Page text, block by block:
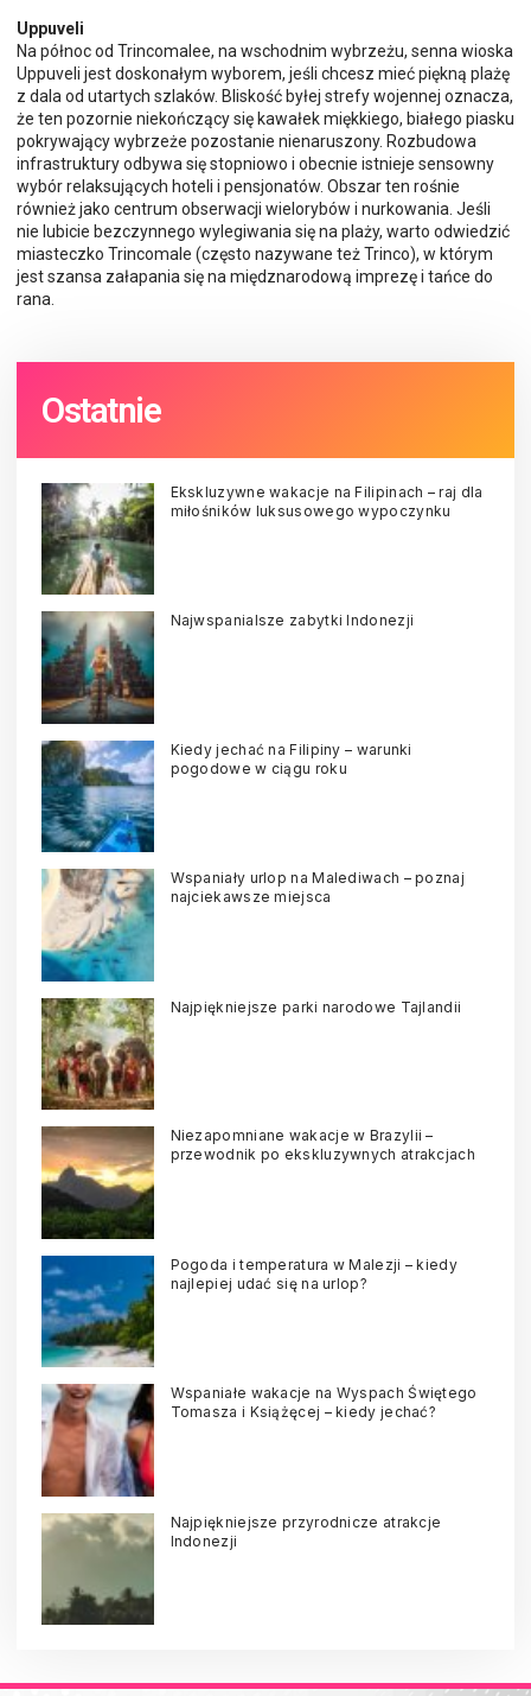
Uppuveli
Na północ od Trincomalee, na wschodnim wybrzeżu, senna wioska
Uppuveli jest doskonałym wyborem, jeśli chcesz mieć piękną plażę
z dala od utartych szlaków. Bliskość byłej strefy wojennej oznacza,
że ten pozornie niekończący się kawałek miękkiego, białego piasku
pokrywający wybrzeże pozostanie nienaruszony. Rozbudowa
infrastruktury odbywa się stopniowo i obecnie istnieje sensowny
wybór relaksujących hoteli i pensjonatów. Obszar ten rośnie
również jako centrum obserwacji wielorybów i nurkowania. Jeśli
nie lubicie bezczynnego wylegiwania się na plaży, warto odwiedzić
miasteczko Trincomale (często nazywane też Trinco), w którym
jest szansa załapania się na międznarodową imprezę i tańce do
rana.
Ostatnie
Ekskluzywne wakacje na Filipinach – raj dla
miłośników luksusowego wypoczynku
Najwspanialsze zabytki Indonezji
Kiedy jechać na Filipiny – warunki
pogodowe w ciągu roku
Wspaniały urlop na Malediwach – poznaj
najciekawsze miejsca
Najpiękniejsze parki narodowe Tajlandii
Niezapomniane wakacje w Brazylii –
przewodnik po ekskluzywnych atrakcjach
Pogoda i temperatura w Malezji – kiedy
najlepiej udać się na urlop?
Wspaniałe wakacje na Wyspach Świętego
Tomasza i Książęcej – kiedy jechać?
Najpiękniejsze przyrodnicze atrakcje
Indonezji